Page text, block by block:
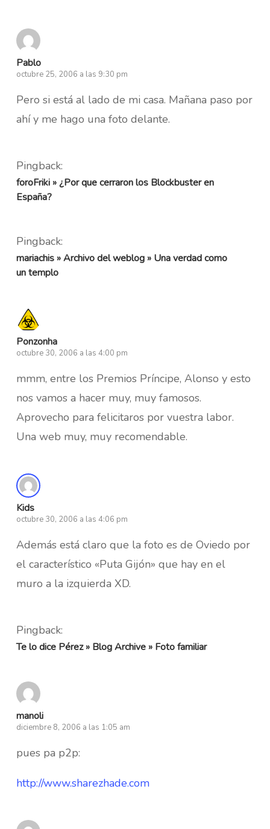
Pablo
octubre 25, 2006 a las 9:30 pm
Pero si está al lado de mi casa. Mañana paso por
ahí y me hago una foto delante.
Pingback:
foroFriki » ¿Por que cerraron los Blockbuster en
España?
Pingback:
mariachis » Archivo del weblog » Una verdad como
un templo
Ponzonha
octubre 30, 2006 a las 4:00 pm
mmm, entre los Premios Príncipe, Alonso y esto
nos vamos a hacer muy, muy famosos.
Aprovecho para felicitaros por vuestra labor.
Una web muy, muy recomendable.
Kids
octubre 30, 2006 a las 4:06 pm
Además está claro que la foto es de Oviedo por
el característico «Puta Gijón» que hay en el
muro a la izquierda XD.
Pingback:
Te lo dice Pérez » Blog Archive » Foto familiar
manoli
diciembre 8, 2006 a las 1:05 am
pues pa p2p:
http://www.sharezhade.com